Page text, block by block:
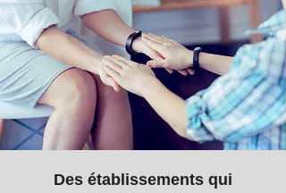
Des établissements qui